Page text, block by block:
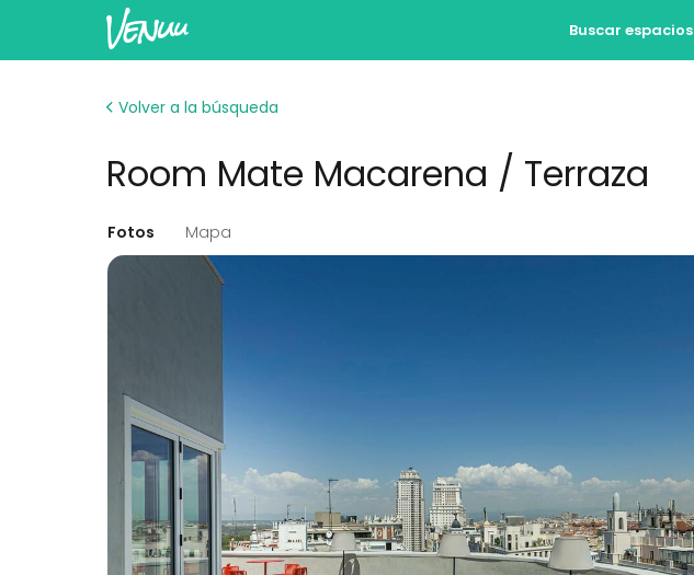
Buscar espacios
Volver a la búsqueda
Room Mate Macarena / Terraza
Fotos Mapa